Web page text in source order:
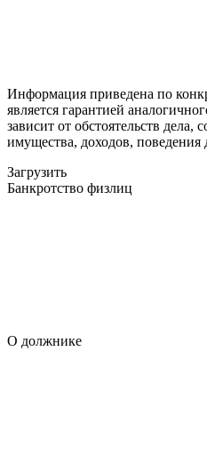
Информация приведена по
является гарантией
зависит от обстоятельств дела,
имущества, доходов,
Загрузить
Банкротство физлиц
О должнике